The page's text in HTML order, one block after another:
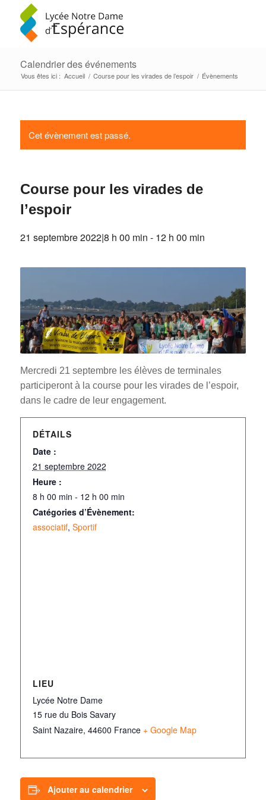
Calendrier des événements
Vous êtes ici : Accueil / Course pour les virades de l’espoir / Évènements
Cet évènement est passé.
Course pour les virades de
l’espoir
21 septembre 2022|8 h 00 min - 12 h 00 min
Mercredi 21 septembre les élèves de terminales
participeront à la course pour les virades de l’espoir,
dans le cadre de leur engagement.
DÉTAILS
Date :
21 septembre 2022
Heure :
8 h 00 min - 12 h 00 min
Catégories d’Évènement:
associatif, Sportif
LIEU
Lycée Notre Dame
15 rue du Bois Savary
Saint Nazaire, 44600 France + Google Map
Ajouter au calendrier